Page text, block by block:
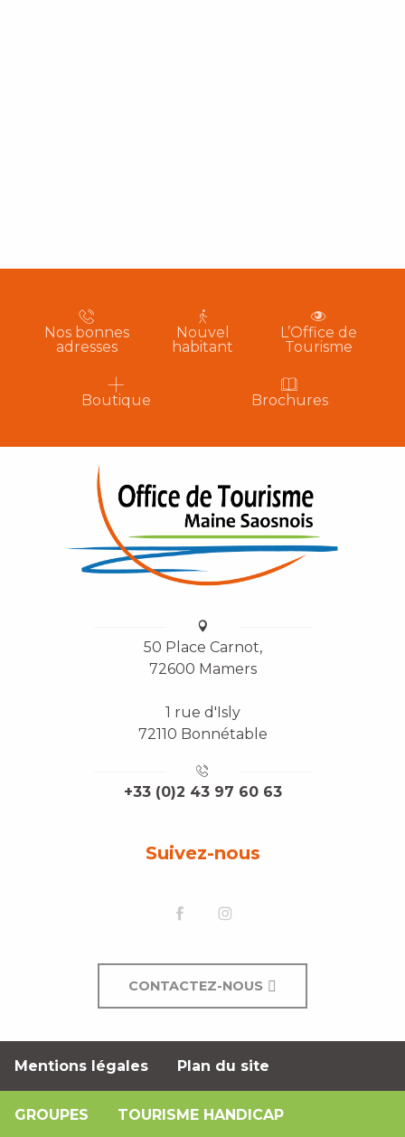
Nos bonnes
adresses
Nouvel
habitant
L’Office de
Tourisme
Boutique Brochures
50 Place Carnot,
72600 Mamers
1 rue d'Isly
72110 Bonnétable
+33 (0)2 43 97 60 63
Suivez-nous
CONTACTEZ-NOUS
Mentions légales Plan du site
GROUPES TOURISME HANDICAP